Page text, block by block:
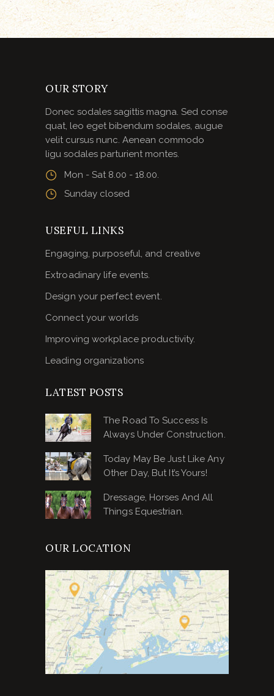
OUR STORY
Donec sodales sagittis magna. Sed conse
quat, leo eget bibendum sodales, augue
velit cursus nunc. Aenean commodo
ligu sodales parturient montes.
Mon - Sat 8.00 - 18.00.
Sunday closed
USEFUL LINKS
Engaging, purposeful, and creative
Extroadinary life events.
Design your perfect event.
Connect your worlds
Improving workplace productivity.
Leading organizations
LATEST POSTS
The Road To Success Is
Always Under Construction.
Today May Be Just Like Any
Other Day, But It’s Yours!
Dressage, Horses And All
Things Equestrian.
OUR LOCATION